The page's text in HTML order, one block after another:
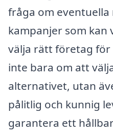
fråga om
kampanjer som kan
välja rätt företag
inte bara om att
alternativet, utan
pålitlig och kunnig
garantera ett